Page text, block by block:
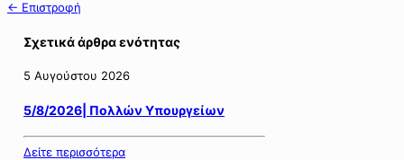
← Επιστροφή
Σχετικά άρθρα ενότητας
5 Αυγούστου 2026
5/8/2026| Πολλών Υπουργείων
Δείτε περισσότερα